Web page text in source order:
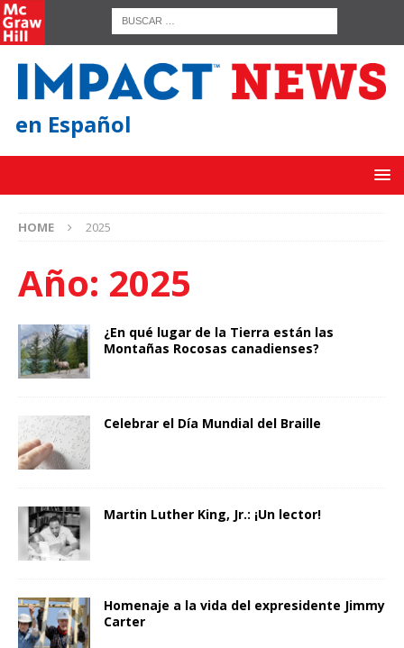
en Español
HOME 2025
Año: 2025
¿En qué lugar de la Tierra están las
Montañas Rocosas canadienses?
Celebrar el Día Mundial del Braille
Martin Luther King, Jr.: ¡Un lector!
Homenaje a la vida del expresidente Jimmy
Carter